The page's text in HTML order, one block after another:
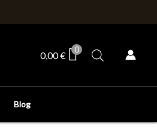
0,00€ 0
Blog